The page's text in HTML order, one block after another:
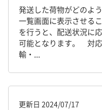
発送した荷物がどのよ
一覧画面に表示させる
を行うと、配送状況に
可能となります。 対
輸・...
更新日 2024/07/17